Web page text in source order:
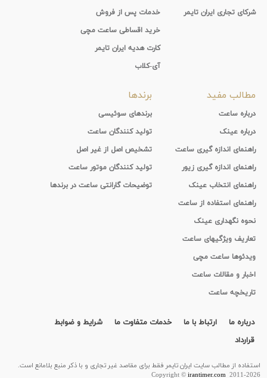
شرکای تجاری ایران تایمر
خدمات پس از فروش
خرید اقساطی ساعت مچی
کارت هدیه ایران تایمر
آی-کلاب
مطالب مفید
درباره ساعت
درباره عینک
راهنمای اندازه گیری ساعت
راهنمای اندازه گیری زیور
راهنمای انتخاب عینک
راهنمای استفاده از ساعت
نحوه نگهداری عینک
تعاریف ویژگیهای ساعت
ویدئوها ساعت مچی
اخبار و مقالات ساعت
تاریخچه ساعت
برندها
برندهای سوئیسی
تولید کنندگان ساعت
تشخیص اصل از غیر اصل
تولید کنندگان موتور ساعت
توضیحات گارانتی ساعت در برندها
درباره ما ارتباط با ما خدمات متفاوت ما
شرایط و ضوابط
قرارداد
استفاده از مطالب سايت ایران تایمر فقط برای مقاصد غیر تجاری و با ذکر منبع بلامانع است.
Copyright ©irantimer.com2011-2026